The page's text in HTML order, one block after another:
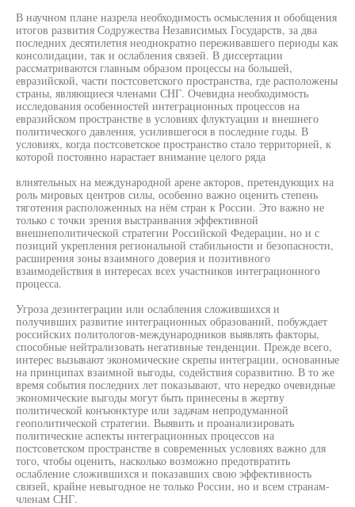
В научном плане назрела необходимость осмысления и обобщения
итогов развития Содружества Независимых Государств, за два
последних десятилетия неоднократно переживавшего периоды как
консолидации, так и ослабления связей. В диссертации
рассматриваются главным образом процессы на большей,
евразийской, части постсоветского пространства, где расположены
страны, являющиеся членами СНГ. Очевидна необходимость
исследования особенностей интеграционных процессов на
евразийском пространстве в условиях флуктуации и внешнего
политического давления, усилившегося в последние годы. В
условиях, когда постсоветское пространство стало территорией, к
которой постоянно нарастает внимание целого ряда
влиятельных на международной арене акторов, претендующих на
роль мировых центров силы, особенно важно оценить степень
тяготения расположенных на нём стран к России. Это важно не
только с точки зрения выстраивания эффективной
внешнеполитической стратегии Российской Федерации, но и с
позиций укрепления региональной стабильности и безопасности,
расширения зоны взаимного доверия и позитивного
взаимодействия в интересах всех участников интеграционного
процесса.
Угроза дезинтеграции или ослабления сложившихся и
получивших развитие интеграционных образований, побуждает
российских политологов-международников выявлять факторы,
способные нейтрализовать негативные тенденции. Прежде всего,
интерес вызывают экономические скрепы интеграции, основанные
на принципах взаимной выгоды, содействия соразвитию. В то же
время события последних лет показывают, что нередко очевидные
экономические выгоды могут быть принесены в жертву
политической конъюнктуре или задачам непродуманной
геополитической стратегии. Выявить и проанализировать
политические аспекты интеграционных процессов на
постсоветском пространстве в современных условиях важно для
того, чтобы оценить, насколько возможно предотвратить
ослабление сложившихся и показавших свою эффективность
связей, крайне невыгодное не только России, но и всем странам-
членам СНГ.